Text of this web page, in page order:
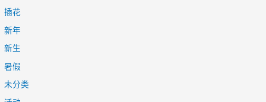
插花
新年
新生
暑假
未分类